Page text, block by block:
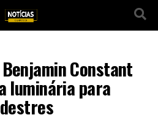
Constant
luminária para